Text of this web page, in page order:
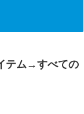
テム→すべての